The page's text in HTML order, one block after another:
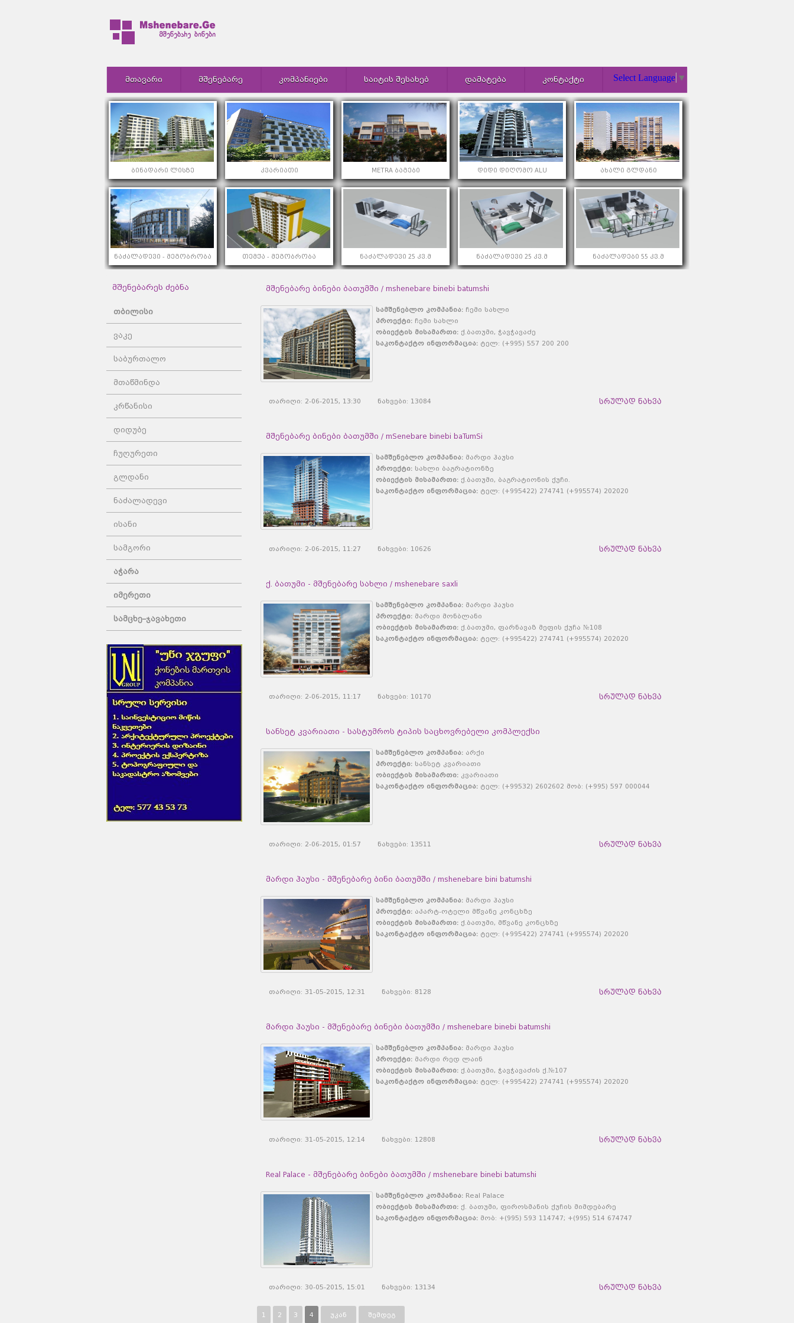
Select Language ▼
ᲛᲗᲐᲕᲐᲠᲘ ᲛᲨᲔᲜᲔᲑᲐᲠᲔ ᲙᲝᲛᲞᲐᲜᲘᲔᲑᲘ ᲡᲐᲘᲢᲘᲡ ᲨᲔᲡᲐᲮᲔᲑ ᲓᲐᲛᲐᲢᲔᲑᲐ ᲙᲝᲜᲢᲐᲥᲢᲘ
ბინადარი ლისზე კვარიათი METRA ბაგები დიდი დიღომო ALU ახალი გლდანი
ნაძალადევი - მეგობრობა თემქა - მეგობრობა ნაძალადევი 25 კვ.მ ნაძალადევი 25 კვ.მ ნაძალადები 55 კვ.მ
მშენებარეს ძებნა
თბილისი
ვაკე
საბურთალო
მთაწმინდა
კრწანისი
დიდუბე
ჩუღურეთი
გლდანი
ნაძალადევი
ისანი
სამგორი
აჭარა
იმერეთი
სამცხე–ჯავახეთი
მშენებარე ბინები ბათუმში / mshenebare binebi batumshi
სამშენებლო კომპანია:ჩემი სახლი
პროექტი:ჩემი სახლი
ობიექტის მისამართი:ქ.ბათუმი, ჭავჭავაძე
საკონტაქტო ინფორმაცია:ტელ: (+995) 557 200 200
თარიღი: 2-06-2015, 13:30 ნახვები: 13084 სრულად ნახვა
მშენებარე ბინები ბათუმში / mSenebare binebi baTumSi
სამშენებლო კომპანია:მარდი ჰაუსი
პროექტი:სახლი ბაგრატიონზე
ობიექტის მისამართი:ქ.ბათუმი, ბაგრატიონის ქუჩი.
საკონტაქტო ინფორმაცია:ტელ: (+995422) 274741 (+995574) 202020
თარიღი: 2-06-2015, 11:27 ნახვები: 10626 სრულად ნახვა
ქ. ბათუმი - მშენებარე სახლი / mshenebare saxli
სამშენებლო კომპანია:მარდი ჰაუსი
პროექტი:მარდი მონბლანი
ობიექტის მისამართი:ქ.ბათუმი, ფარნავაზ მეფის ქუჩა №108
საკონტაქტო ინფორმაცია:ტელ: (+995422) 274741 (+995574) 202020
თარიღი: 2-06-2015, 11:17 ნახვები: 10170 სრულად ნახვა
სანსეტ კვარიათი - სასტუმროს ტიპის საცხოვრებელი კომპლექსი
სამშენებლო კომპანია:არქი
პროექტი:სანსეტ კვარიათი
ობიექტის მისამართი:კვარიათი
საკონტაქტო ინფორმაცია:ტელ: (+99532) 2602602 მობ: (+995) 597 000044
თარიღი: 2-06-2015, 01:57 ნახვები: 13511 სრულად ნახვა
მარდი ჰაუსი - მშენებარე ბინი ბათუმში / mshenebare bini batumshi
სამშენებლო კომპანია:მარდი ჰაუსი
პროექტი:აპარტ-ოტელი მწვანე კონცხზე
ობიექტის მისამართი:ქ.ბათუმი, მწვანე კონცხზე
საკონტაქტო ინფორმაცია:ტელ: (+995422) 274741 (+995574) 202020
თარიღი: 31-05-2015, 12:31 ნახვები: 8128 სრულად ნახვა
მარდი ჰაუსი - მშენებარე ბინები ბათუმში / mshenebare binebi batumshi
სამშენებლო კომპანია:მარდი ჰაუსი
პროექტი:მარდი რედ ლაინ
ობიექტის მისამართი:ქ.ბათუმი, ჭავჭავაძის ქ.№107
საკონტაქტო ინფორმაცია:ტელ: (+995422) 274741 (+995574) 202020
თარიღი: 31-05-2015, 12:14 ნახვები: 12808 სრულად ნახვა
Real Palace - მშენებარე ბინები ბათუმში / mshenebare binebi batumshi
სამშენებლო კომპანია:Real Palace
ობიექტის მისამართი:ქ. ბათუმი, ფიროსმანის ქუჩის მიმდებარე
საკონტაქტო ინფორმაცია:მობ: +(995) 593 114747; +(995) 514 674747
თარიღი: 30-05-2015, 15:01 ნახვები: 13134 სრულად ნახვა
1 2 3 4 უკან შემდეგ